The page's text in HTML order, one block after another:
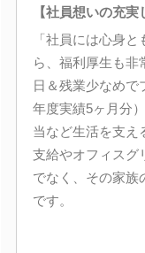
【社員想いの充実
「社員には心身
ら、福利厚生も
日＆残業少なめ
年度実績5ヶ月分
当など生活を支
支給やオフィスグ
でなく、その家族
です。